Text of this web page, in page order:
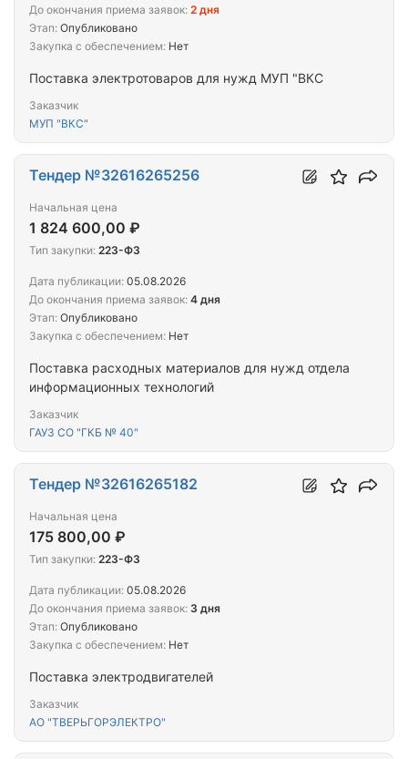
Поставка электротоваров для нужд МУП "ВКС
Заказчик
МУП "ВКС"
До окончания приема заявок: 2 дня
Этап: Опубликовано
Закупка с обеспечением: Нет
Поставка расходных материалов для нужд отдела
информационных технологий
Заказчик
ГАУЗ СО "ГКБ № 40"
Тендер №32616265256
Начальная цена
1 824 600,00 ₽
Тип закупки: 223-ФЗ
Дата публикации: 05.08.2026
До окончания приема заявок: 4 дня
Этап: Опубликовано
Закупка с обеспечением: Нет
Поставка электродвигателей
Заказчик
АО "ТВЕРЬГОРЭЛЕКТРО"
Тендер №32616265182
Начальная цена
175 800,00 ₽
Тип закупки: 223-ФЗ
Дата публикации: 05.08.2026
До окончания приема заявок: 3 дня
Этап: Опубликовано
Закупка с обеспечением: Нет